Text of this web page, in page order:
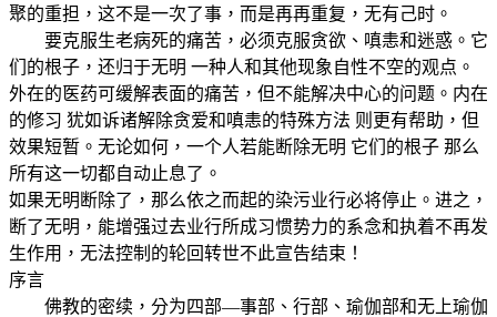
聚的重担，这不是一次了事，而是再再重复，无有己时。
要克服生老病死的痛苦，必须克服贪欲、嗔恚和迷惑。它
们的根子，还归于无明 一种人和其他现象自性不空的观点。
外在的医药可缓解表面的痛苦，但不能解决中心的问题。内在
的修习 犹如诉诸解除贪爱和嗔恚的特殊方法 则更有帮助，但
效果短暂。无论如何，一个人若能断除无明 它们的根子 那么
所有这一切都自动止息了。
如果无明断除了，那么依之而起的染污业行必将停止。进之，
断了无明，能增强过去业行所成习惯势力的系念和执着不再发
生作用，无法控制的轮回转世不此宣告结束！
序言
佛教的密续，分为四部—事部、行部、瑜伽部和无上瑜伽